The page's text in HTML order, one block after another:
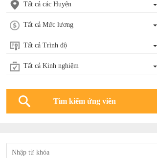
Tất cả các Huyện
Tất cả Mức lương
Tất cả Trình độ
Tất cả Kinh nghiệm